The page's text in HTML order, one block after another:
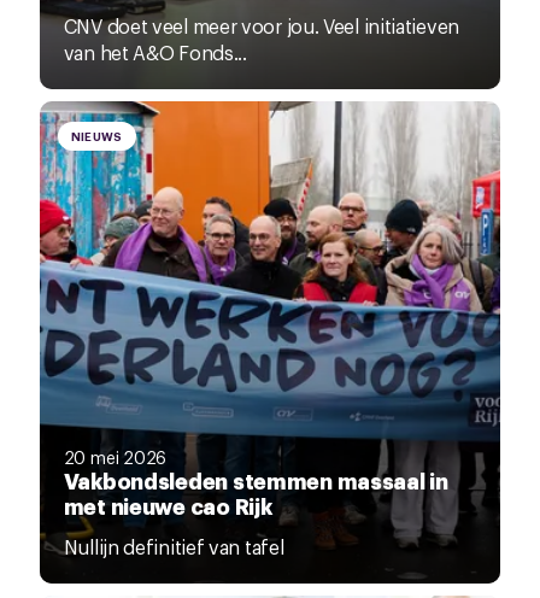
CNV doet veel meer voor jou. Veel initiatieven
van het A&O Fonds...
NIEUWS
20 mei 2026
Vakbondsleden stemmen massaal in
met nieuwe cao Rijk
Nullijn definitief van tafel